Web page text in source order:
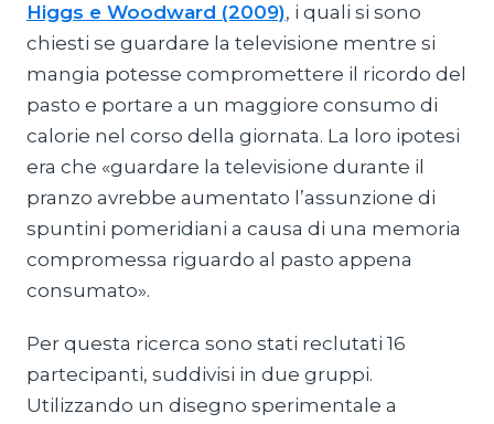
Higgs e Woodward (2009), i quali si sono
chiesti se guardare la televisione mentre si
mangia potesse compromettere il ricordo del
pasto e portare a un maggiore consumo di
calorie nel corso della giornata. La loro ipotesi
era che «guardare la televisione durante il
pranzo avrebbe aumentato l’assunzione di
spuntini pomeridiani a causa di una memoria
compromessa riguardo al pasto appena
consumato».
Per questa ricerca sono stati reclutati 16
partecipanti, suddivisi in due gruppi.
Utilizzando un disegno sperimentale a